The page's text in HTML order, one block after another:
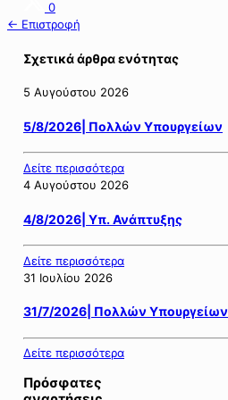
0
← Επιστροφή
Σχετικά άρθρα ενότητας
5 Αυγούστου 2026
5/8/2026| Πολλών Υπουργείων
Δείτε περισσότερα
4 Αυγούστου 2026
4/8/2026| Υπ. Ανάπτυξης
Δείτε περισσότερα
31 Ιουλίου 2026
31/7/2026| Πολλών Υπουργείων
Δείτε περισσότερα
Πρόσφατες